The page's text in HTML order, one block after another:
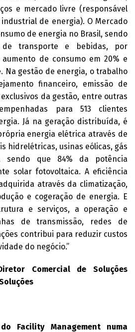
e mercado livre (responsável
de energia). O Mercado
de energia no Brasil, sendo
de transporte e bebidas, por
de consumo em 20% e
Na gestão de energia, o trabalho
financeiro, emissão de
da gestão, entre outras
para 513 clientes
Já na geração distribuída, é
energia elétrica através de
hidrelétricas, usinas eólicas, gás
sendo que 84% da potência
solar fotovoltaica. A eficiência
através da climatização,
e cogeração de energia. E
e serviços, a operação e
de transmissão, redes de
contribui para reduzir custos
do negócio.”
Comercial de Soluções
Facility Management numa